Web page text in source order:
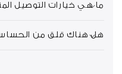
ما هي خيارات التوصيل
هل هناك قلق من